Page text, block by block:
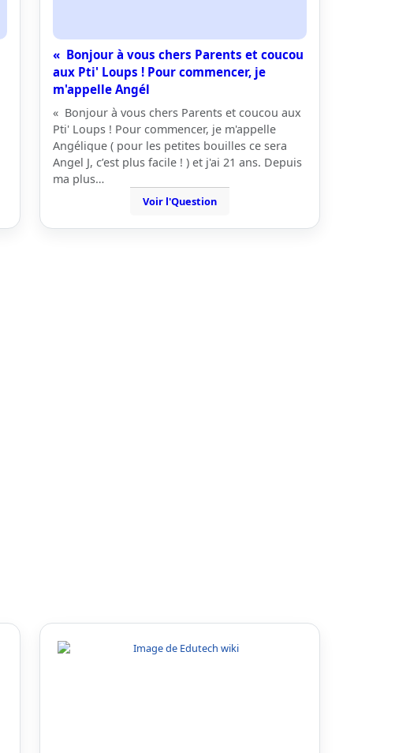
« Bonjour à vous chers Parents et coucou
aux Pti' Loups ! Pour commencer, je
m'appelle Angél
« Bonjour à vous chers Parents et coucou aux
Pti' Loups ! Pour commencer, je m'appelle
Angélique ( pour les petites bouilles ce sera
Angel J, c’est plus facile ! ) et j'ai 21 ans. Depuis
ma plus…
Voir l'Question